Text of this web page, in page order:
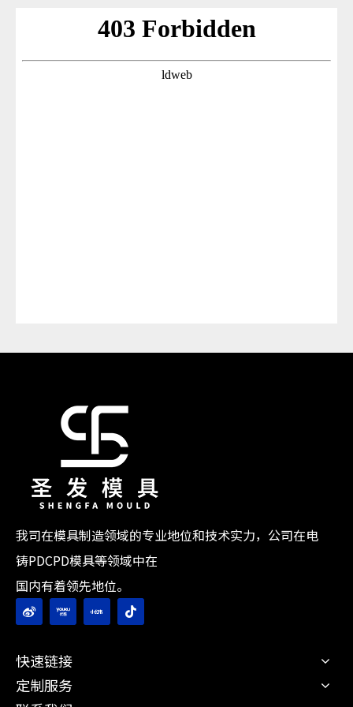
我司在模具制造领域的专业地位和技术实力，公司在电
铸PDCPD模具等领域中在
国内有着领先地位。
快速链接
定制服务